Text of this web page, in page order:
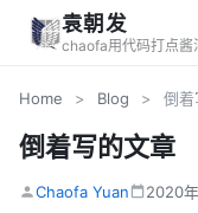
袁朝发
chaofa用代码打点酱
Home > Blog > 倒着
倒着写的文章
Chaofa Yuan 2020